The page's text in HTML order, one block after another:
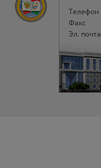
Телефон
Факс
Эл. почта